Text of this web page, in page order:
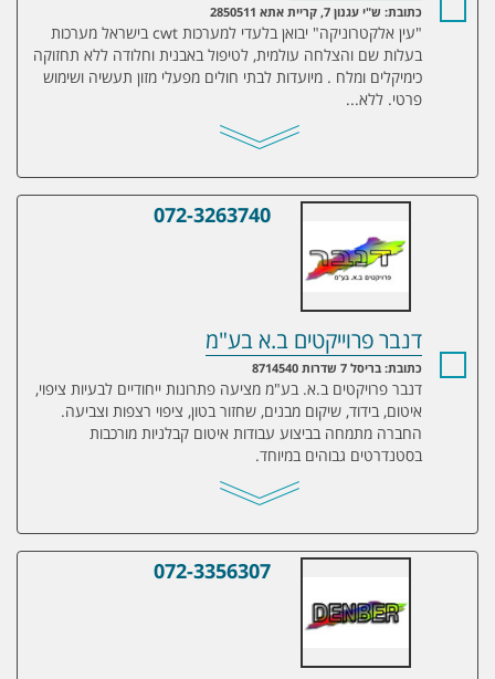
כתובת: ש"י עגנון 7, קריית אתא 2850511
"עין אלקטרוניקה" יבואן בלעדי למערכות cwt בישראל מערכות
בעלות שם והצלחה עולמית, לטיפול באבנית וחלודה ללא תחזוקה
כימיקלים ומלח . מיועדות לבתי חולים מפעלי מזון תעשיה ושימוש
פרטי. ללא...
דנבר פרוייקטים ב.א בע"מ
072-3263740
דנבר פרוייקטים ב.א בע"מ
כתובת: בריסל 7 שדרות 8714540
דנבר פרויקטים ב.א. בע"מ מציעה פתרונות ייחודיים לבעיות ציפוי,
איטום, בידוד, שיקום מבנים, שחזור בטון, ציפוי רצפות וצביעה.
החברה מתמחה בביצוע עבודות איטום קבלניות מורכבות
בסטנדרטים גבוהים במיוחד.
דנבר צבעים וציפויים ישראל בע"מ
072-3356307